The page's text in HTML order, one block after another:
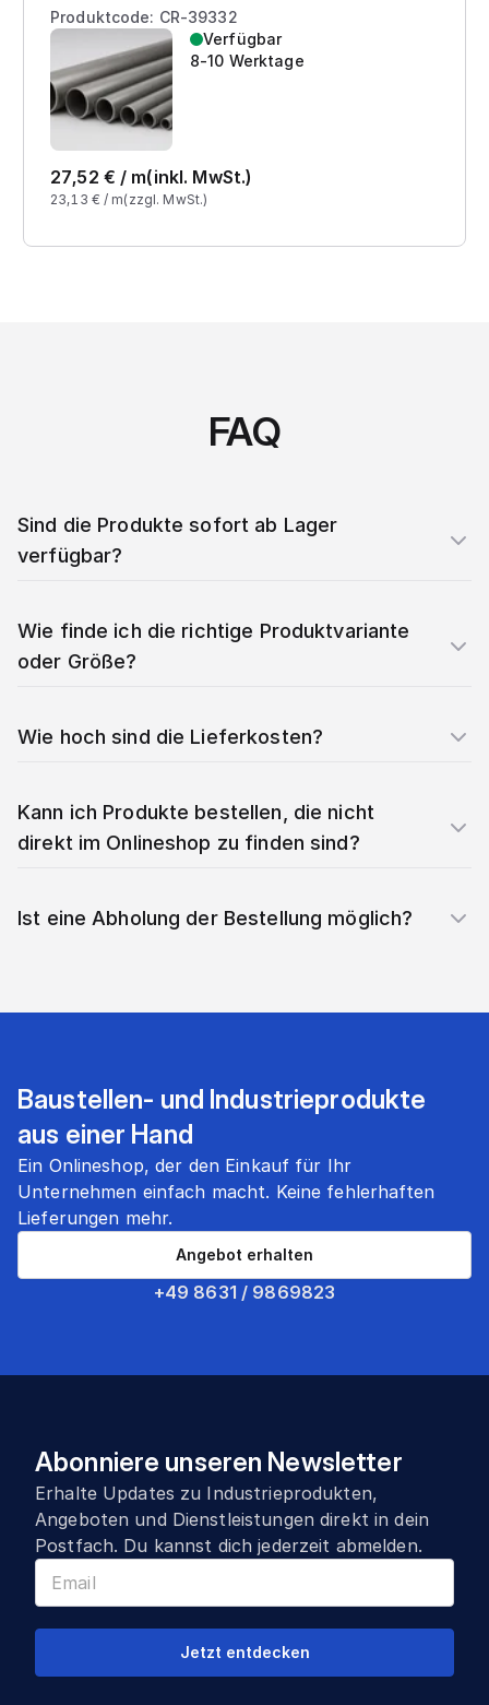
Produktcode: CR-39332
Verfügbar
8-10 Werktage
27,52 € / m(inkl. MwSt.)
23,13 € / m(zzgl. MwSt.)
FAQ
Sind die Produkte sofort ab Lager
verfügbar?
Wie finde ich die richtige Produktvariante
oder Größe?
Wie hoch sind die Lieferkosten?
Kann ich Produkte bestellen, die nicht
direkt im Onlineshop zu finden sind?
Ist eine Abholung der Bestellung möglich?
Baustellen- und Industrieprodukte
aus einer Hand
Ein Onlineshop, der den Einkauf für Ihr
Unternehmen einfach macht. Keine fehlerhaften
Lieferungen mehr.
+49 8631 / 9869823
Angebot erhalten
Abonniere unseren Newsletter
Erhalte Updates zu Industrieprodukten,
Angeboten und Dienstleistungen direkt in dein
Postfach. Du kannst dich jederzeit abmelden.
Jetzt entdecken